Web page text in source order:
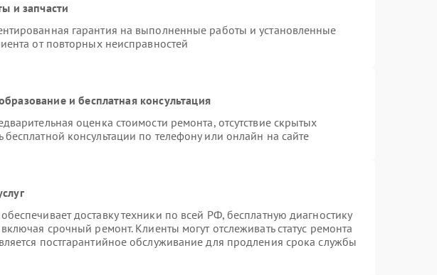
и запчасти
гарантия на выполненные работы и установленные
от повторных неисправностей
и бесплатная консультация
оценка стоимости ремонта, отсутствие скрытых
консультации по телефону или онлайн на сайте
доставку техники по всей РФ, бесплатную диагностику
срочный ремонт. Клиенты могут отслеживать статус ремонта
постгарантийное обслуживание для продления срока службы